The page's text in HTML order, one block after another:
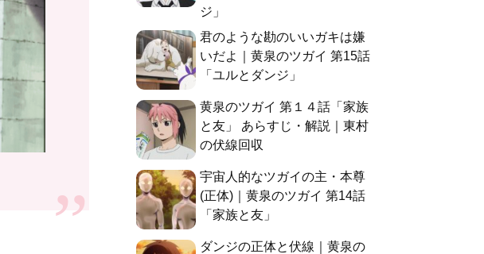
ジ」
君のような勘のいいガキは嫌
いだよ｜黄泉のツガイ 第15話
「ユルとダンジ」
黄泉のツガイ 第１４話「家族
と友」 あらすじ・解説｜東村
の伏線回収
宇宙人的なツガイの主・本尊
(正体)｜黄泉のツガイ 第14話
「家族と友」
ダンジの正体と伏線｜黄泉の